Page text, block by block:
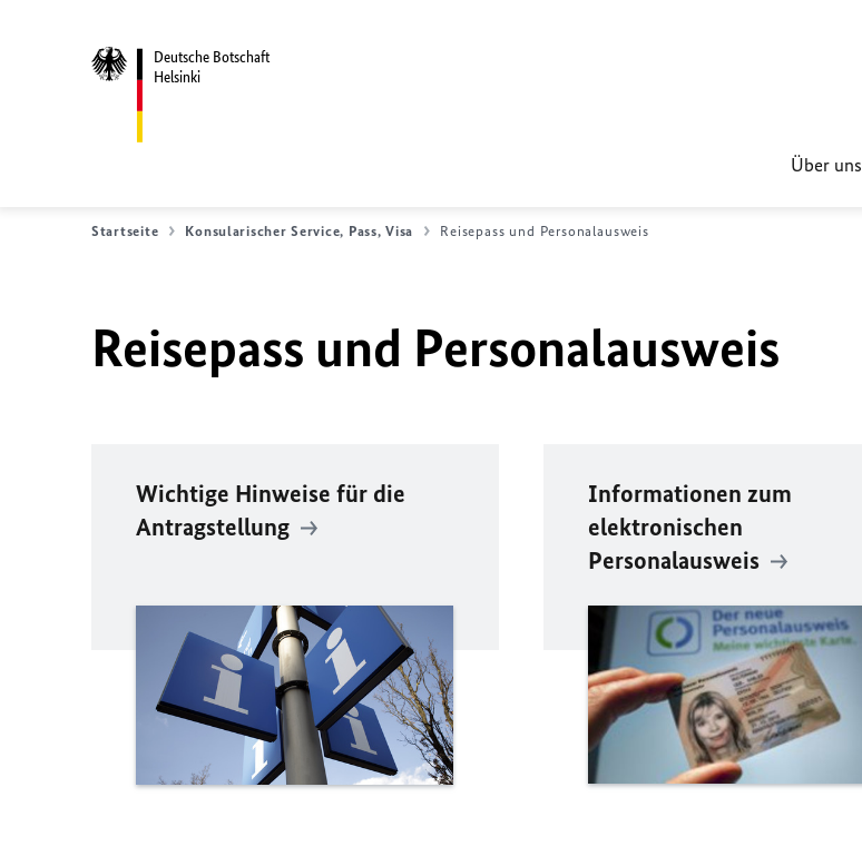
Deutsche Botschaft
Helsinki
Über uns
Startseite Konsularischer Service, Pass, Visa Reisepass und Personalausweis
Reisepass und Personalausweis
Wichtige Hinweise für die
Antragstellung
Informationen zum
elektronischen
Personalausweis